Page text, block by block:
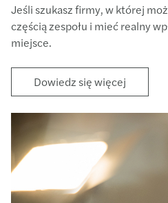
Jeśli szukasz firmy, w której
częścią zespołu i mieć realny
miejsce.
Dowiedz się więcej